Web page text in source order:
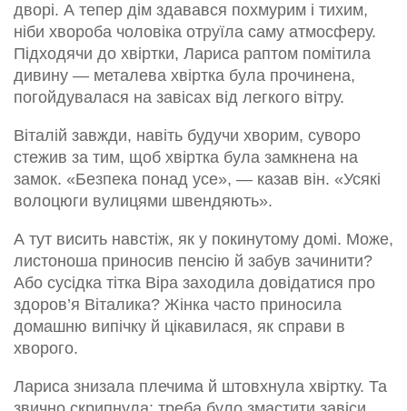
дворі. А тепер дім здавався похмурим і тихим,
ніби хвороба чоловіка отруїла саму атмосферу.
Підходячи до хвіртки, Лариса раптом помітила
дивину — металева хвіртка була прочинена,
погойдувалася на завісах від легкого вітру.
Віталій завжди, навіть будучи хворим, суворо
стежив за тим, щоб хвіртка була замкнена на
замок. «Безпека понад усе», — казав він. «Усякі
волоцюги вулицями швендяють».
А тут висить навстіж, як у покинутому домі. Може,
листоноша приносив пенсію й забув зачинити?
Або сусідка тітка Віра заходила довідатися про
здоров’я Віталика? Жінка часто приносила
домашню випічку й цікавилася, як справи в
хворого.
Лариса знизала плечима й штовхнула хвіртку. Та